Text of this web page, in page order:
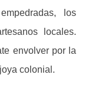
los
locales.
envolver por la
colonial.